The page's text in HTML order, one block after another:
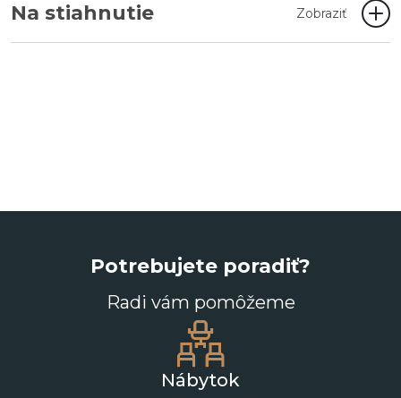
Na stiahnutie Zobraziť
Potrebujete poradiť?
Radi vám pomôžeme
Nábytok